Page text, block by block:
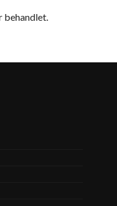
behandlet.